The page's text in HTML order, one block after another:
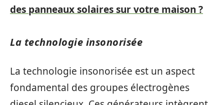
des panneaux solaires sur votre maison ?
La technologie insonorisée
La technologie insonorisée est un aspect
fondamental des groupes électrogènes